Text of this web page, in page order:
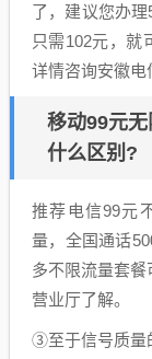
了，建议您办
只需102元，就
详情咨询安徽电
移动99元
什么区别?
推荐电信99元
量，全国通话
多不限流量套
营业厅了解。
③至于信号质量